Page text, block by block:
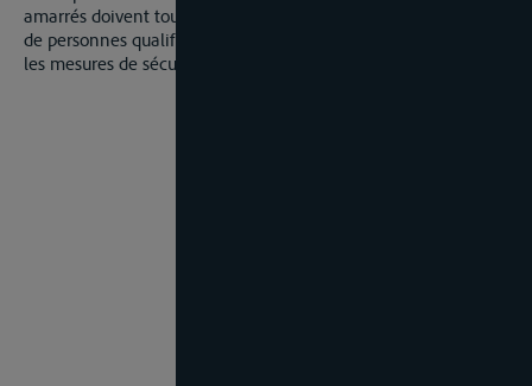
amarrés doivent toujours veiller à ce qu’un nombre suffisant
de personnes qualifiées soient présentes à bord pour prendre
les mesures de sécurité appropriées.